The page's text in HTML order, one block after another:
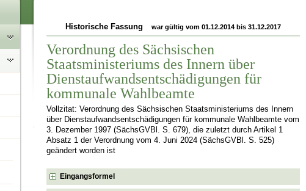
Historische Fassung war gültig vom 01.12.2014 bis 31.12.2017
Verordnung des Sächsischen
Staatsministeriums des Innern über
Dienstaufwandsentschädigungen für
kommunale Wahlbeamte
Vollzitat: Verordnung des Sächsischen Staatsministeriums des Innern
über Dienstaufwandsentschädigungen für kommunale Wahlbeamte vom
3. Dezember 1997 (SächsGVBl. S. 679), die zuletzt durch Artikel 1
Absatz 1 der Verordnung vom 4. Juni 2024 (SächsGVBl. S. 525)
geändert worden ist
Eingangsformel